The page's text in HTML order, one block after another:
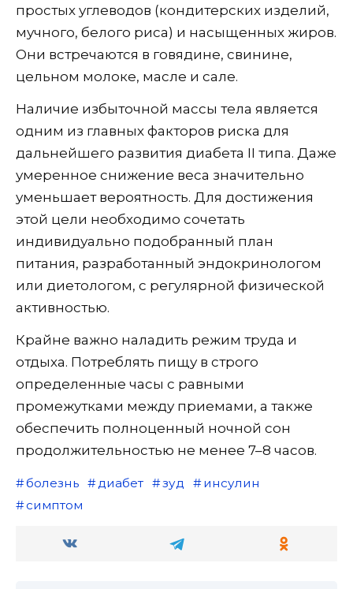
простых углеводов (кондитерских изделий,
мучного, белого риса) и насыщенных жиров.
Они встречаются в говядине, свинине,
цельном молоке, масле и сале.
Наличие избыточной массы тела является
одним из главных факторов риска для
дальнейшего развития диабета II типа. Даже
умеренное снижение веса значительно
уменьшает вероятность. Для достижения
этой цели необходимо сочетать
индивидуально подобранный план
питания, разработанный эндокринологом
или диетологом, с регулярной физической
активностью.
Крайне важно наладить режим труда и
отдыха. Потреблять пищу в строго
определенные часы с равными
промежутками между приемами, а также
обеспечить полноценный ночной сон
продолжительностью не менее 7–8 часов.
болезнь диабет зуд
инсулин
симптом